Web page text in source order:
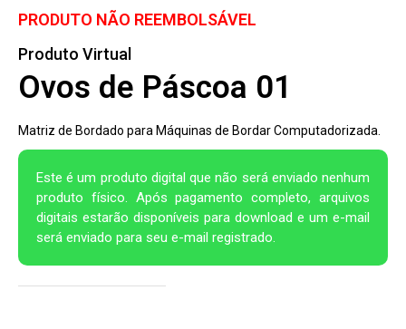
PRODUTO NÃO REEMBOLSÁVEL
Produto Virtual
Ovos de Páscoa 01
Matriz de Bordado para Máquinas de Bordar Computadorizada.
Este é um produto digital que não será enviado nenhum
produto físico. Após pagamento completo, arquivos
digitais estarão disponíveis para download e um e-mail
será enviado para seu e-mail registrado.